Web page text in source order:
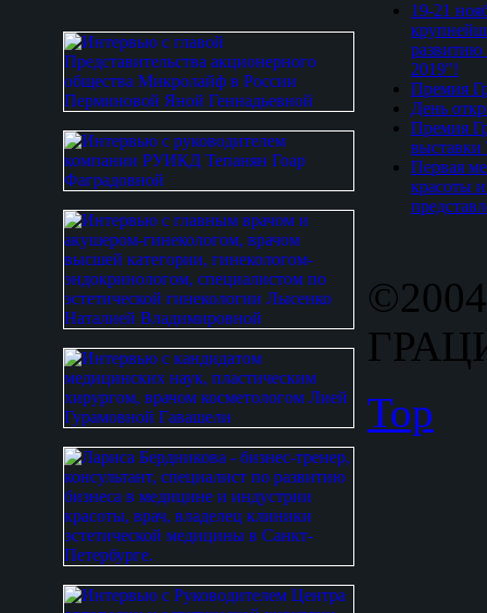
19-21
развитию
2019"!
Премия
День
Премия
Первая
красоты
Top